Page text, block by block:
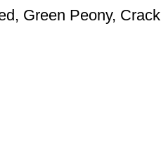
Green Peony, Crack